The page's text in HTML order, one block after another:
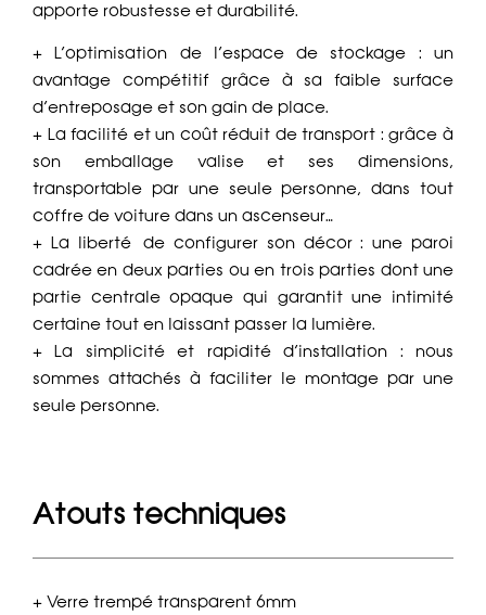
apporte robustesse et durabilité.
+ L’optimisation de l’espace de stockage : un
avantage compétitif grâce à sa faible surface
d’entreposage et son gain de place.
+ La facilité et un coût réduit de transport : grâce à
son emballage valise et ses dimensions,
transportable par une seule personne, dans tout
coffre de voiture dans un ascenseur…
+ La liberté de configurer son décor : une paroi
cadrée en deux parties ou en trois parties dont une
partie centrale opaque qui garantit une intimité
certaine tout en laissant passer la lumière.
+ La simplicité et rapidité d’installation : nous
sommes attachés à faciliter le montage par une
seule personne.
Atouts techniques
+ Verre trempé transparent 6mm